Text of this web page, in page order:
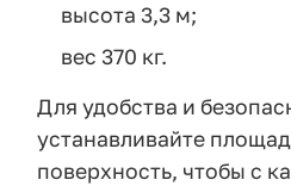
высота 3,3 м;
вес 370 кг.
Для удобства и
устанавливайте
поверхность, чтобы с